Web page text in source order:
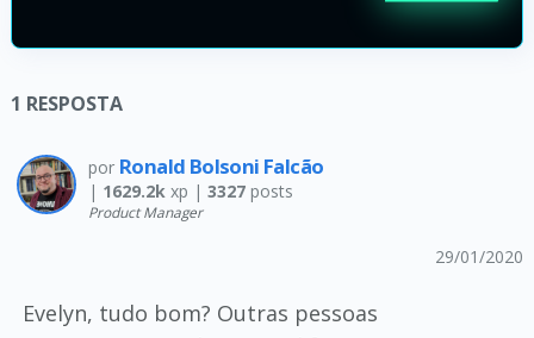
1 RESPOSTA
por Ronald Bolsoni Falcão
| 1629.2kxp | 3327posts
Product Manager
29/01/2020
Evelyn, tudo bom? Outras pessoas